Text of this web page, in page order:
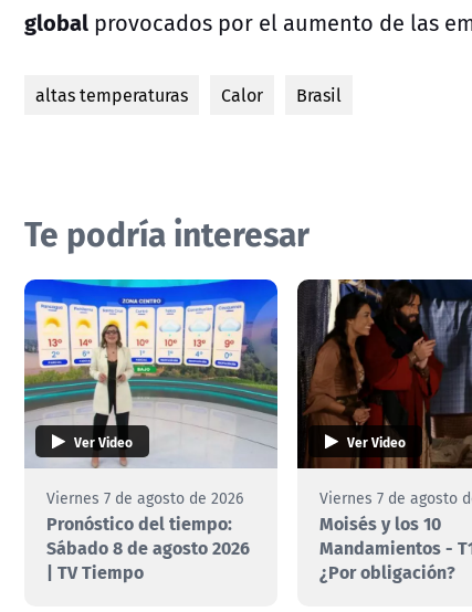
global provocados por el aumento de las
altas temperaturas Calor Brasil
Te podría interesar
Ver Video
Viernes 7 de agosto de 2026
Pronóstico del tiempo:
Sábado 8 de agosto 2026
| TV Tiempo
Ver Video
Viernes 7 de agosto
Moisés y los 10
Mandamientos -
¿Por obligación?